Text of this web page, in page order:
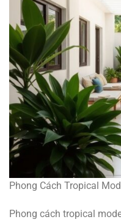
Phong Cách Tropical
Phong cách tropical